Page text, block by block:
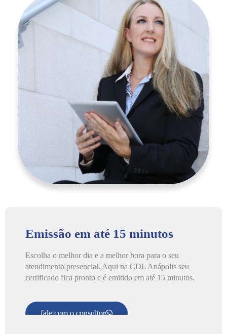
Emissão em até 15 minutos
Escolha o melhor dia e a melhor hora para o seu
atendimento presencial. Aqui na CDL Anápolis seu
certificado fica pronto e é emitido em até 15 minutos.
fale com o consultor